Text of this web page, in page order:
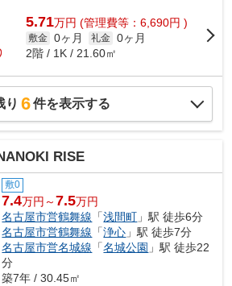
5.71万円 (管理費等：6,690円 )
敷金 0ヶ月 礼金 0ヶ月
2階 / 1K / 21.60㎡
り 6件を表示する
RISE
敷0
7.4万円～7.5万円
名古屋市営鶴舞線 「浅間町 」駅 徒歩6分
名古屋市営鶴舞線 「浄心 」駅 徒歩7分
名古屋市営名城線 「名城公園 」駅 徒歩22
分
築7年 / 30.45㎡